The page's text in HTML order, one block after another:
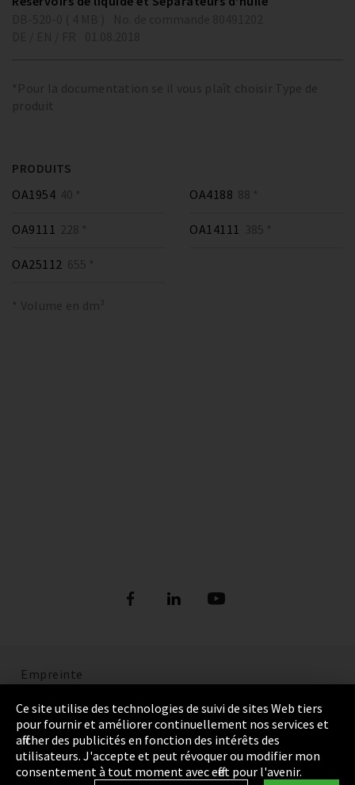
*Pour la documentation se il vous plaît choisir Type de
produit
PRODUITS
OA1954 40 * OA4188 88 *
OA9111 228 * OA14111 385 *
OA25112 655 *
* Volume en dm³
Empreinte
Politique de confidentialité
Cookie Settings
Termes et Conditions
Ce site utilise des technologies de suivi de sites Web tiers
pour fournir et améliorer continuellement nos services et
afficher des publicités en fonction des intérêts des
utilisateurs. J'accepte et peut révoquer ou modifier mon
consentement à tout moment avec effet pour l'avenir.